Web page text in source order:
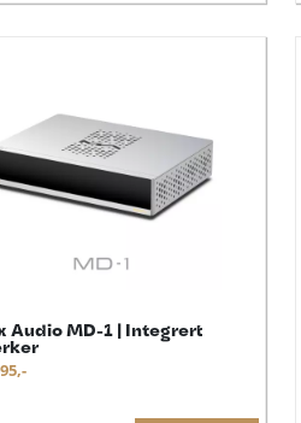
Audio MD-1 | Integrert